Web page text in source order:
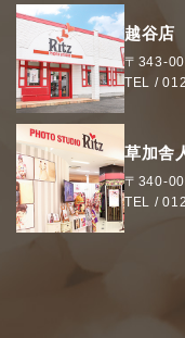
越谷店
〒343-
TEL /
草加舎
〒340-
TEL /